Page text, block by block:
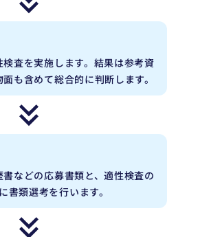
査を実施します。結果は参考資
も含めて総合的に判断します。
などの応募書類と、適性検査の
書類選考を行います。